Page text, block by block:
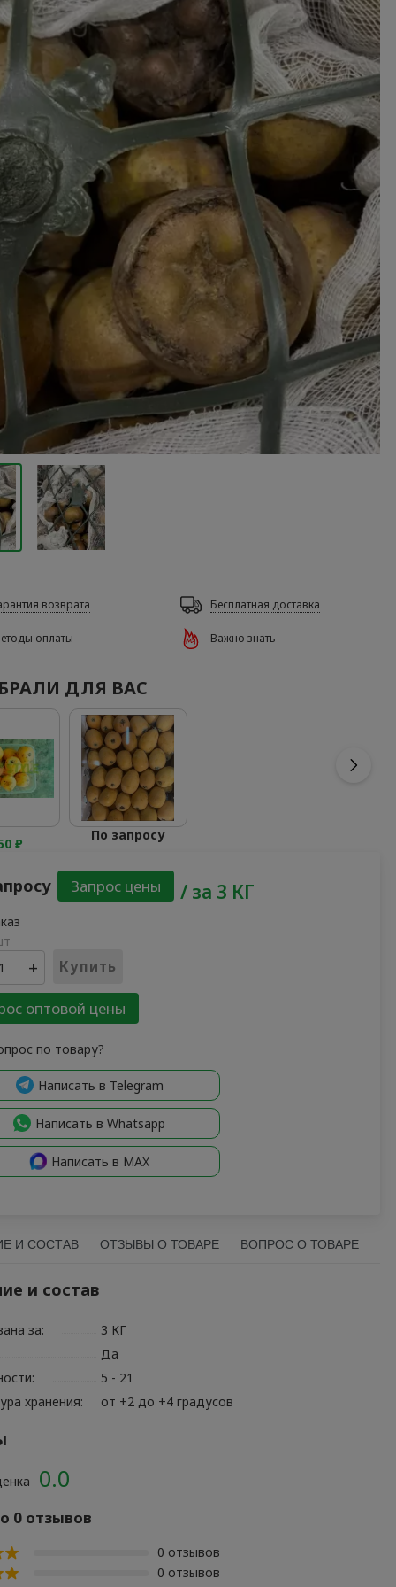
возврата Бесплатная доставка
оплаты Важно знать
ДЛЯ ВАС
₽
По запросу
/ за 3 КГ
+ Купить
оптовой цены
по товару?
Написать в Telegram
Написать в Whatsapp
Написать в MAX
И СОСТАВ ОТЗЫВЫ О ТОВАРЕ ВОПРОС О ТОВАРЕ
и состав
за:
3 КГ
Да
5 - 21
хранения:
от +2 до +4 градусов
0.0
0 отзывов
0 отзывов
0 отзывов